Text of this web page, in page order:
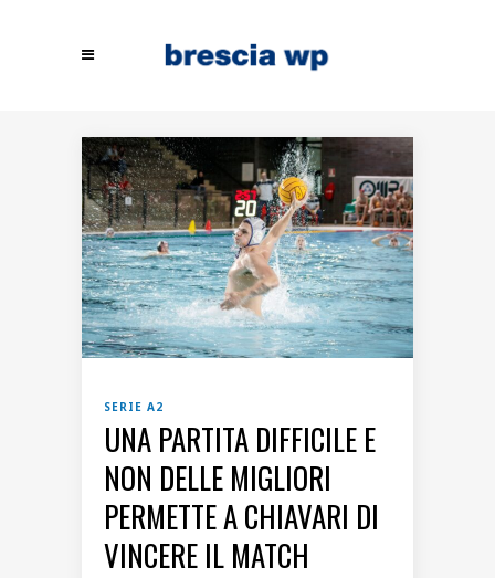
SERIE A2
UNA PARTITA DIFFICILE E
NON DELLE MIGLIORI
PERMETTE A CHIAVARI DI
VINCERE IL MATCH